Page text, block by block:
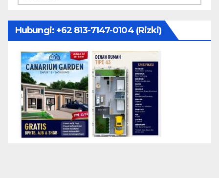
Hubungi: ‪+62 813-7147-0104‬ (Rizki)